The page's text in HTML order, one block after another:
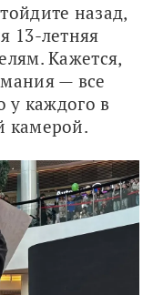
назад,
13-летняя
Кажется,
— все
у каждого в
камерой.